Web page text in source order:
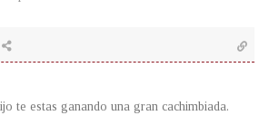
te estas ganando una gran cachimbiada.